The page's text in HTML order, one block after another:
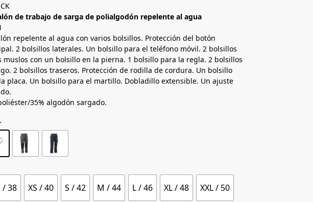
de trabajo de sarga de polialgodón repelente al agua
repelente al agua con varios bolsillos. Protección del botón
2 bolsillos laterales. Un bolsillo para el teléfono móvil. 2 bolsillos
muslos con un bolsillo en la pierna. 1 bolsillo para la regla. 2 bolsillos
2 bolsillos traseros. Protección de rodilla de cordura. Un bolsillo
placa. Un bolsillo para el martillo. Dobladillo extensible. Un ajuste
35% algodón sargado.
/ 38 XS / 40 S / 42 M / 44 L / 46 XL / 48 XXL / 50